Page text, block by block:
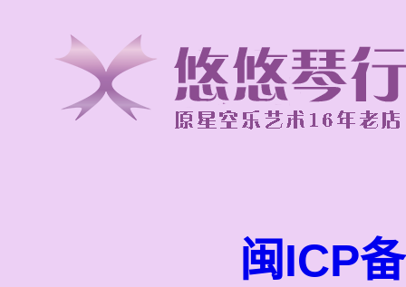
闽ICP